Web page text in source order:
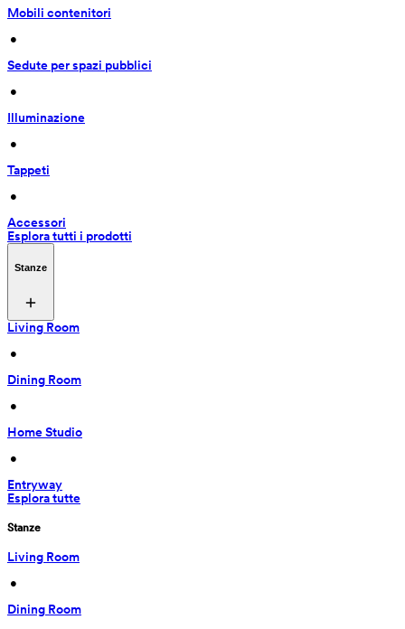
Mobili contenitori
•
Sedute per spazi pubblici
•
Illuminazione
•
Tappeti
•
Accessori
Esplora tutti i prodotti
Stanze
Living Room
•
Dining Room
•
Home Studio
•
Entryway
Esplora tutte
Stanze
Living Room
•
Dining Room